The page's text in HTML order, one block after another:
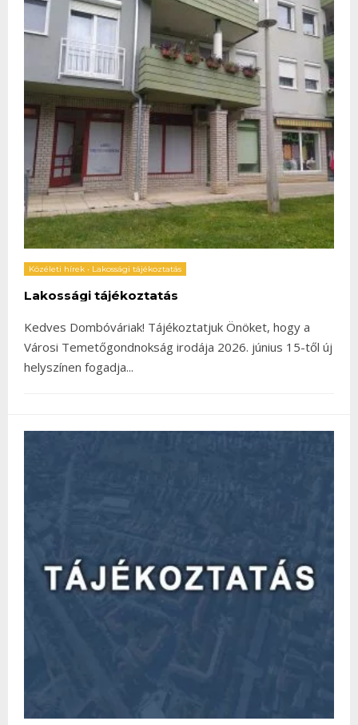
Közéleti hírek • Lakossági tájékoztatás
Lakossági tájékoztatás
Kedves Dombóváriak! Tájékoztatjuk Önöket, hogy a
Városi Temetőgondnokság irodája 2026. június 15-től új
helyszínen fogadja...